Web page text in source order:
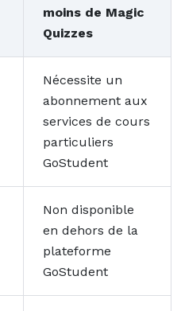
moins de Magic
Quizzes
Nécessite un
abonnement aux
services de cours
particuliers
GoStudent
Non disponible
en dehors de la
plateforme
GoStudent